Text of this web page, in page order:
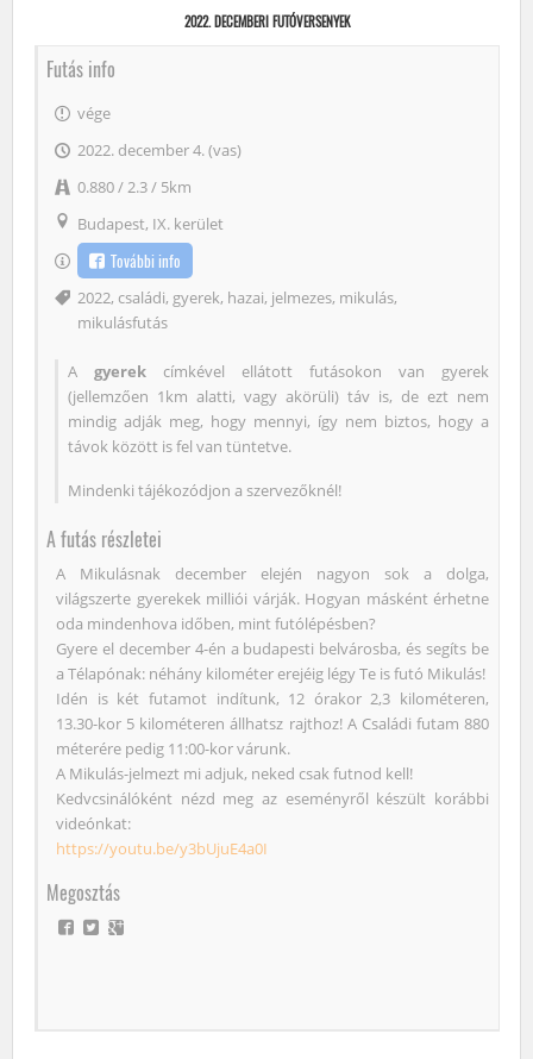
2022. DECEMBERI FUTÓVERSENYEK
Futás info
vége
2022. december 4. (vas)
0.880 / 2.3 / 5km
Budapest, IX. kerület
További info
Címke
2022, családi, gyerek, hazai, jelmezes, mikulás,
mikulásfutás
A gyerek címkével ellátott futásokon van gyerek
(jellemzően 1km alatti, vagy akörüli) táv is, de ezt nem
mindig adják meg, hogy mennyi, így nem biztos, hogy a
távok között is fel van tüntetve.
Mindenki tájékozódjon a szervezőknél!
A futás részletei
A Mikulásnak december elején nagyon sok a dolga,
világszerte gyerekek milliói várják. Hogyan másként érhetne
oda mindenhova időben, mint futólépésben?
Gyere el december 4-én a budapesti belvárosba, és segíts be
a Télapónak: néhány kilométer erejéig légy Te is futó Mikulás!
Idén is két futamot indítunk, 12 órakor 2,3 kilométeren,
13.30-kor 5 kilométeren állhatsz rajthoz! A Családi futam 880
méterére pedig 11:00-kor várunk.
A Mikulás-jelmezt mi adjuk, neked csak futnod kell!
Kedvcsinálóként nézd meg az eseményről készült korábbi
videónkat:
https://youtu.be/y3bUjuE4a0I
Megosztás